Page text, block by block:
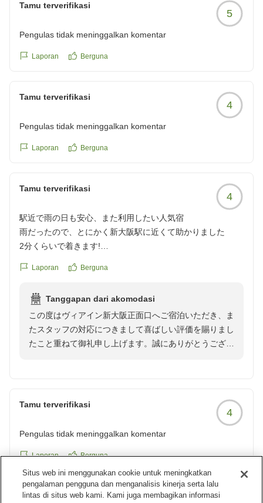
Tamu terverifikasi
5
Pengulas tidak meninggalkan komentar
Laporan Berguna
Tamu terverifikasi
4
Pengulas tidak meninggalkan komentar
Laporan Berguna
Tamu terverifikasi
4
駅近で雨の日も安心、また利用したい人気宿
雨だったので、とにかく新大阪駅に近くて助かりました
2分くらいで着きます!
いていませんでした。おすすめです
https://review.travel.rakuten.co.jp/hotel/voice/166284?
reviewId=33123478008086
Laporan Berguna
Tanggapan dari akomodasi
この度はヴィアイン新大阪正面口へご宿泊いただき、ま
たスタッフの対応につきまして喜ばしい評価を賜りまし
たこと重ねて御礼申し上げます。誠にありがとうござい
参ります。
ネット予約状況は日々空室が変わることもございますの
度わたくしどものホテルへご宿泊賜りますれば幸いでご
ざいます。
お客様のまたのご来館スタッフ一同心よりお待ち申し上
Tamu terverifikasi
4
Pengulas tidak meninggalkan komentar
Laporan Berguna
Tamu terverifikasi
Situs web ini menggunakan cookie untuk meningkatkan
pengalaman pengguna dan menganalisis kinerja serta lalu
lintas di situs web kami. Kami juga membagikan informasi